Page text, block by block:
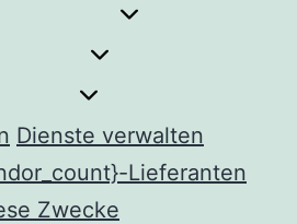
Dienste verwalten
Lieferanten
Zwecke